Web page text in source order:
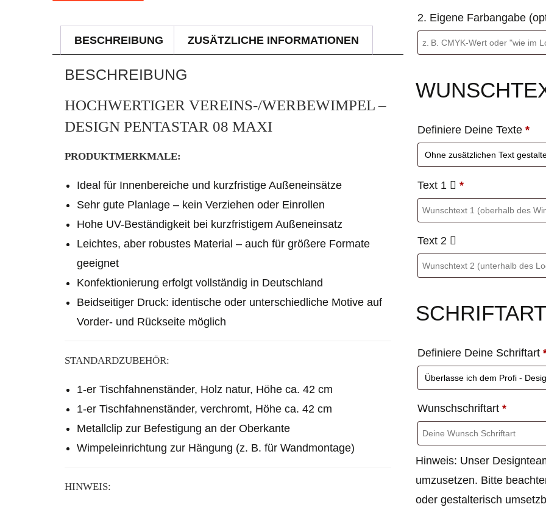
BESCHREIBUNG ZUSÄTZLICHE INFORMATIONEN
BESCHREIBUNG
HOCHWERTIGER VEREINS-/WERBEWIMPEL –
DESIGN PENTASTAR 08 MAXI
PRODUKTMERKMALE:
Ideal für Innenbereiche und kurzfristige Außeneinsätze
Sehr gute Planlage – kein Verziehen oder Einrollen
Hohe UV-Beständigkeit bei kurzfristigem Außeneinsatz
Leichtes, aber robustes Material – auch für größere Formate
geeignet
Konfektionierung erfolgt vollständig in Deutschland
Beidseitiger Druck: identische oder unterschiedliche Motive auf
Vorder- und Rückseite möglich
STANDARDZUBEHÖR:
1-er Tischfahnenständer, Holz natur, Höhe ca. 42 cm
1-er Tischfahnenständer, verchromt, Höhe ca. 42 cm
Metallclip zur Befestigung an der Oberkante
Wimpeleinrichtung zur Hängung (z. B. für Wandmontage)
HINWEIS:
2. Eigene Farbangabe
Definiere Deine Texte *
Text 1 *
Text 2
SCHRIFTART
Definiere Deine Schriftart
Wunschschriftart *
Hinweis: Unser
umzusetzen. Bitte
oder gestalterisch